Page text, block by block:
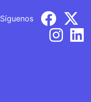
Síguenos